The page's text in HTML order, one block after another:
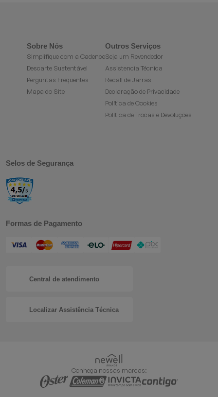
Sobre Nós
Simplifique com a Cadence
Descarte Sustentável
Perguntas Frequentes
Mapa do Site
Outros Serviços
Seja um Revendedor
Assistencia Técnica
Recall de Jarras
Declaração de Privacidade
Política de Cookies
Política de Trocas e Devoluções
Selos de Segurança
Formas de Pagamento
Central de atendimento
Localizar Assistência Técnica
Conheça nossas marcas: